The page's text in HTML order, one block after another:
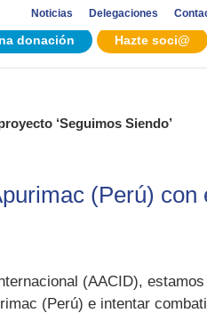
Noticias Delegaciones
donación Hazte soci@
‘Seguimos Siendo’
(Perú) con
(AACID), estamos
(Perú) e intentar